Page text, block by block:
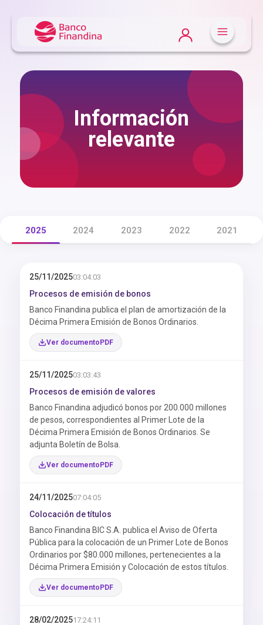
Información
relevante
2025 2024 2023 2022 2021
25/11/202503:04:03
Procesos de emisión de bonos
Banco Finandina publica el plan de amortización de la
Décima Primera Emisión de Bonos Ordinarios.
Ver documento
25/11/202503:03:43
Procesos de emisión de valores
Banco Finandina adjudicó bonos por 200.000 millones
de pesos, correspondientes al Primer Lote de la
Décima Primera Emisión de Bonos Ordinarios. Se
adjunta Boletín de Bolsa.
Ver documento
24/11/202507:04:05
Colocación de títulos
Banco Finandina BIC S.A. publica el Aviso de Oferta
Pública para la colocación de un Primer Lote de Bonos
Ordinarios por $80.000 millones, pertenecientes a la
Décima Primera Emisión y Colocación de estos títulos.
Ver documento
28/02/202517:24:11